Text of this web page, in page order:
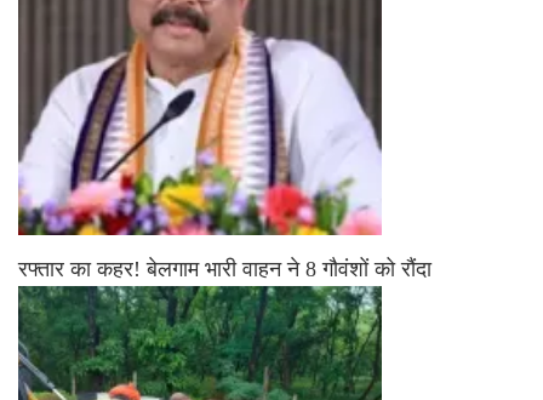
रफ्तार का कहर! बेलगाम भारी वाहन ने 8 गौवंशों को रौंदा